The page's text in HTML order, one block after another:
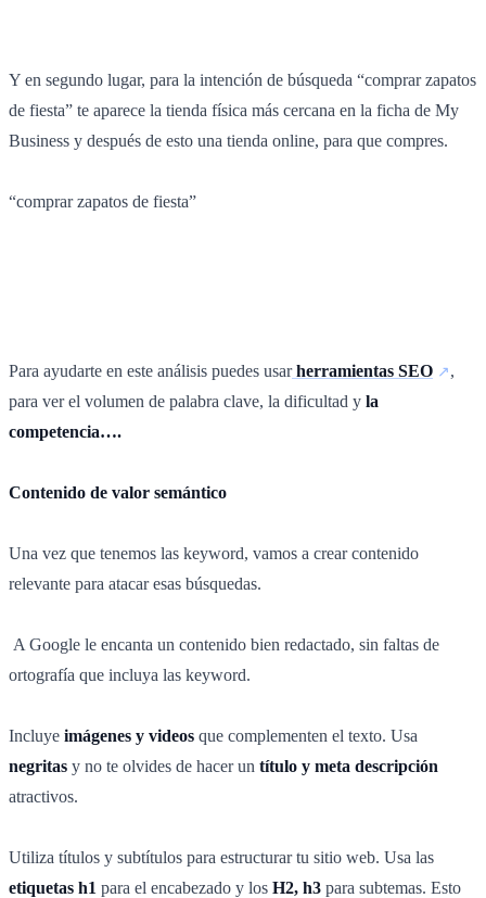
Y en segundo lugar, para la intención de búsqueda “comprar zapatos
de fiesta” te aparece la tienda física más cercana en la ficha de My
Business y después de esto una tienda online, para que compres.
“comprar zapatos de fiesta”
Para ayudarte en este análisis puedes usar herramientas SEO
,
para ver el volumen de palabra clave, la dificultad y la
competencia….
Contenido de valor semántico
Una vez que tenemos las keyword, vamos a crear contenido
relevante para atacar esas búsquedas.
A Google le encanta un contenido bien redactado, sin faltas de
ortografía que incluya las keyword.
Incluye imágenes y videos que complementen el texto. Usa
negritas y no te olvides de hacer un título y meta descripción
atractivos.
Utiliza títulos y subtítulos para estructurar tu sitio web. Usa las
etiquetas h1 para el encabezado y los H2, h3 para subtemas. Esto